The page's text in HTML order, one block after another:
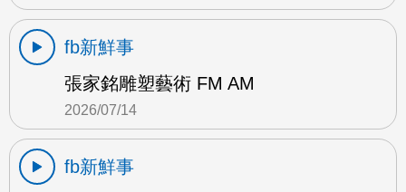
fb新鮮事
張家銘雕塑藝術 FM AM
2026/07/14
fb新鮮事